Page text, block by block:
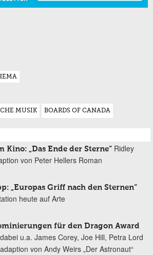
MUSIK BOARDS OF CANADA
Kino: „Das Ende der Sterne“ Ridley
von Peter Hellers Roman
„Europas Griff nach den Sternen“
heute auf Arte
für den Dragon Award
u.a. James Corey, Joe Hill, Petra Lord
von Andy Weirs „Der Astronaut“